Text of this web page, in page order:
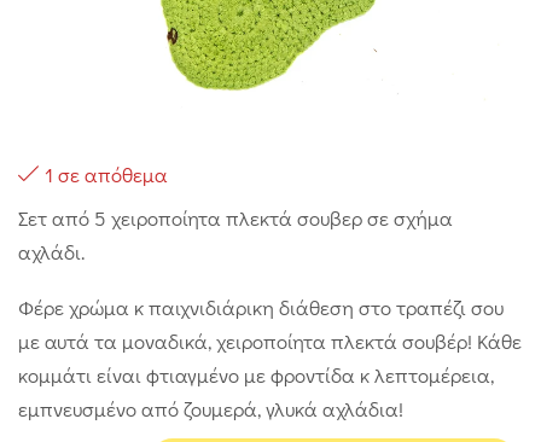
1 σε απόθεμα
Σετ από 5 χειροποίητα πλεκτά σουβερ σε σχήμα
αχλάδι.
Φέρε χρώμα κ παιχνιδιάρικη διάθεση στο τραπέζι σου
με αυτά τα μοναδικά, χειροποίητα πλεκτά σουβέρ! Κάθε
κομμάτι είναι φτιαγμένο με φροντίδα κ λεπτομέρεια,
εμπνευσμένο από ζουμερά, γλυκά αχλάδια!